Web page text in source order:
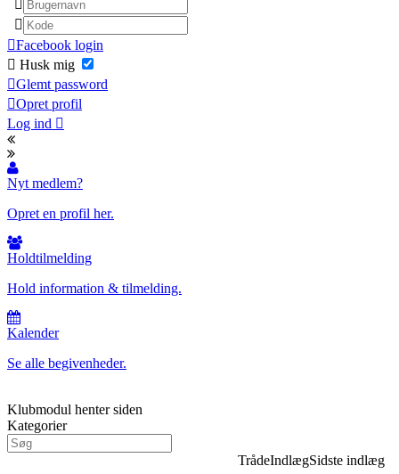
Facebook login
Husk mig
Glemt password
Opret profil
Log ind
Nyt medlem?
Opret en profil her.
Holdtilmelding
Hold information & tilmelding.
Kalender
Se alle begivenheder.
Klubmodul henter siden
Kategorier
TrådeIndlægSidste indlæg